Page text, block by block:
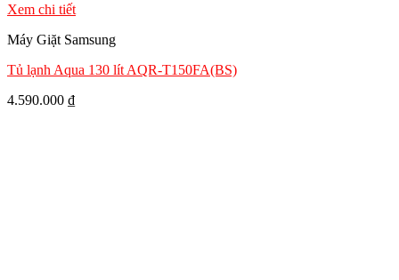
Xem chi tiết
Máy Giặt Samsung
Tủ lạnh Aqua 130 lít AQR-T150FA(BS)
4.590.000 ₫